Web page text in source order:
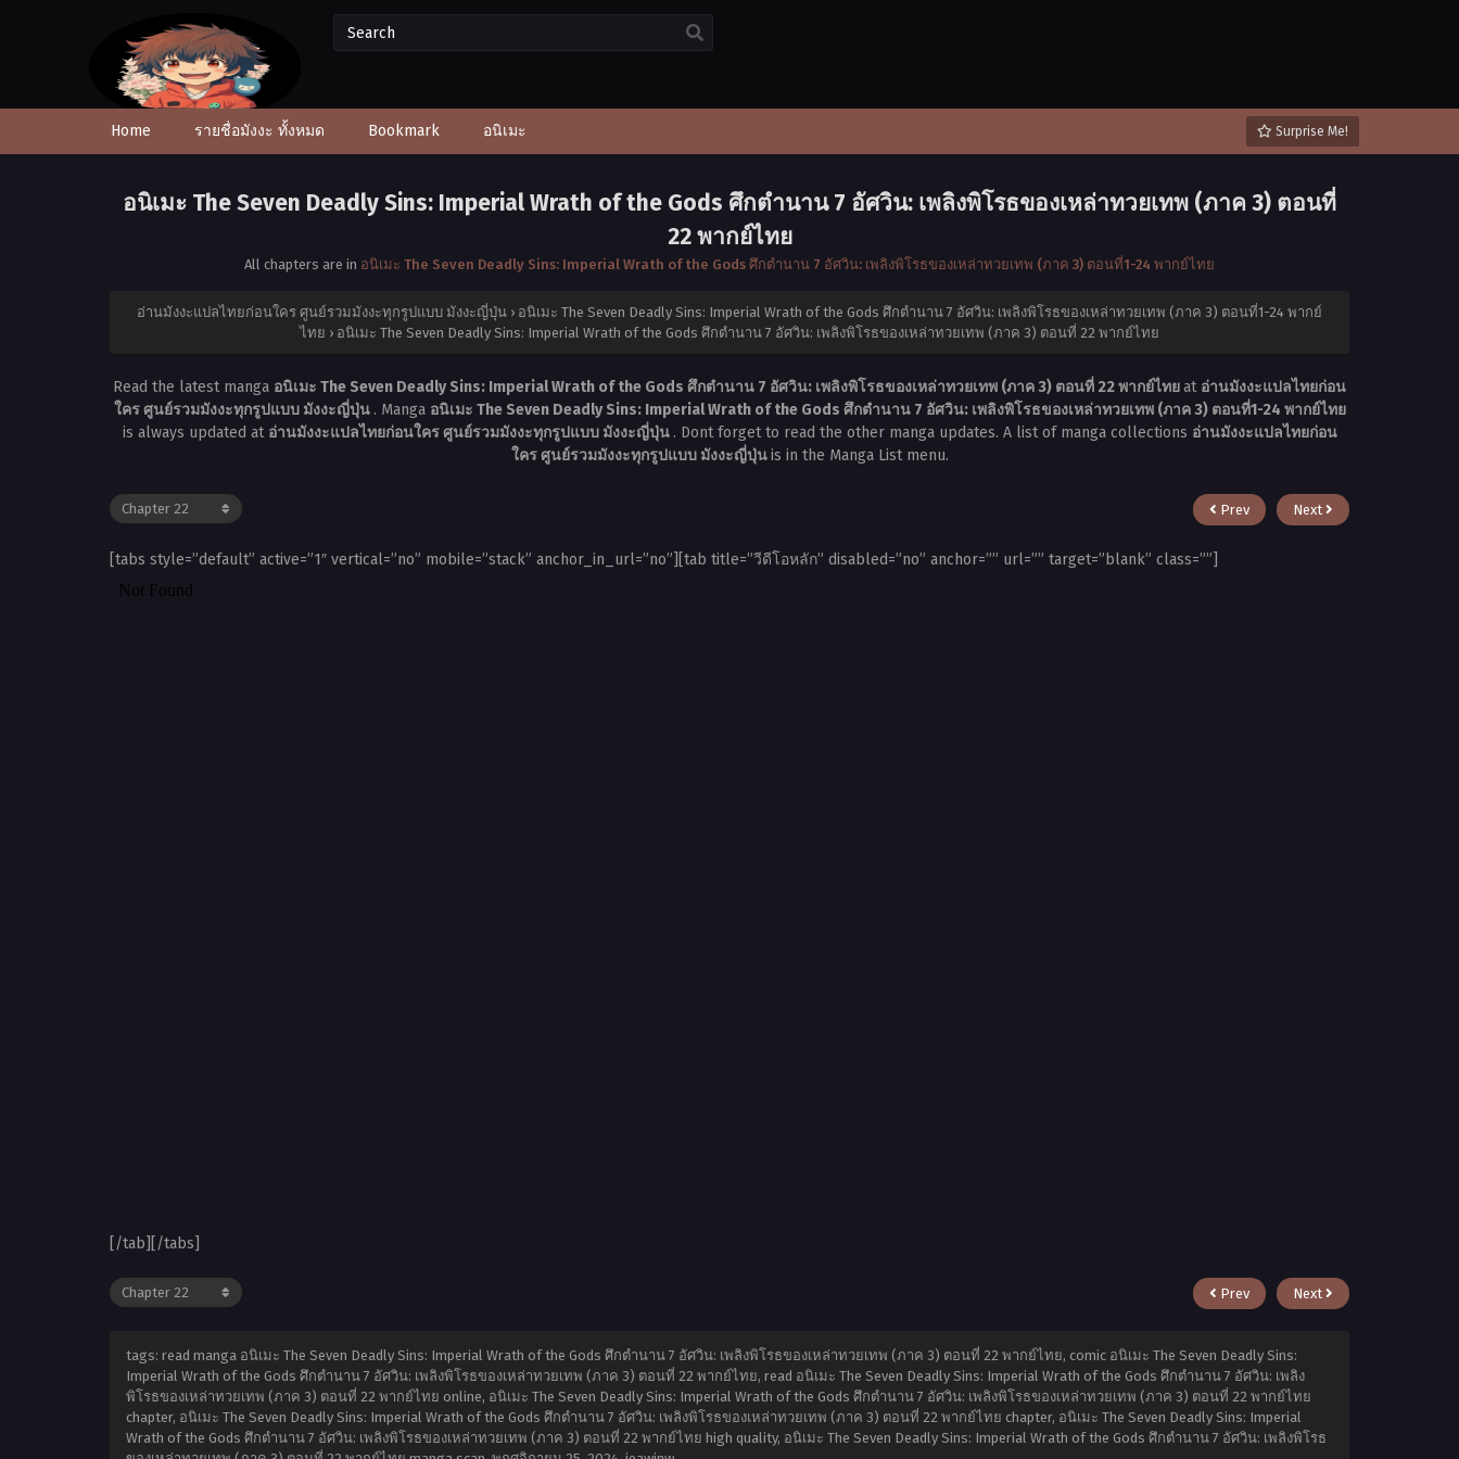
Home รายชื่อมังงะ ทั้งหมด Bookmark อนิเมะ Surprise Me!
อนิเมะ The Seven Deadly Sins: Imperial Wrath of the Gods ศึกตำนาน 7 อัศวิน: เพลิงพิโรธของเหล่าทวยเทพ (ภาค 3) ตอนที่
22 พากย์ไทย
All chapters are in อนิเมะ The Seven Deadly Sins: Imperial Wrath of the Gods ศึกตำนาน 7 อัศวิน: เพลิงพิโรธของเหล่าทวยเทพ (ภาค 3) ตอนที่1-24 พากย์ไทย
อ่านมังงะแปลไทยก่อนใคร ศูนย์รวมมังงะทุกรูปแบบ มังงะญี่ปุ่น › อนิเมะ The Seven Deadly Sins: Imperial Wrath of the Gods ศึกตำนาน 7 อัศวิน: เพลิงพิโรธของเหล่าทวยเทพ (ภาค 3) ตอนที่1-24 พากย์
ไทย › อนิเมะ The Seven Deadly Sins: Imperial Wrath of the Gods ศึกตำนาน 7 อัศวิน: เพลิงพิโรธของเหล่าทวยเทพ (ภาค 3) ตอนที่ 22 พากย์ไทย
Read the latest manga อนิเมะ The Seven Deadly Sins: Imperial Wrath of the Gods ศึกตำนาน 7 อัศวิน: เพลิงพิโรธของเหล่าทวยเทพ (ภาค 3) ตอนที่ 22 พากย์ไทยat อ่านมังงะแปลไทยก่อน
ใคร ศูนย์รวมมังงะทุกรูปแบบ มังงะญี่ปุ่น . Manga อนิเมะ The Seven Deadly Sins: Imperial Wrath of the Gods ศึกตำนาน 7 อัศวิน: เพลิงพิโรธของเหล่าทวยเทพ (ภาค 3) ตอนที่1-24 พากย์ไทย
is always updated at อ่านมังงะแปลไทยก่อนใคร ศูนย์รวมมังงะทุกรูปแบบ มังงะญี่ปุ่น . Dont forget to read the other manga updates. A list of manga collections อ่านมังงะแปลไทยก่อน
ใคร ศูนย์รวมมังงะทุกรูปแบบ มังงะญี่ปุ่นis in the Manga List menu.
Prev Next
[tabs style=”default” active=”1″ vertical=”no” mobile=”stack” anchor_in_url=”no”][tab title=”วีดีโอหลัก” disabled=”no” anchor=”” url=”” target=”blank” class=””]
[/tab][/tabs]
Prev Next
tags: read manga อนิเมะ The Seven Deadly Sins: Imperial Wrath of the Gods ศึกตำนาน 7 อัศวิน: เพลิงพิโรธของเหล่าทวยเทพ (ภาค 3) ตอนที่ 22 พากย์ไทย, comic อนิเมะ The Seven Deadly Sins:
Imperial Wrath of the Gods ศึกตำนาน 7 อัศวิน: เพลิงพิโรธของเหล่าทวยเทพ (ภาค 3) ตอนที่ 22 พากย์ไทย, read อนิเมะ The Seven Deadly Sins: Imperial Wrath of the Gods ศึกตำนาน 7 อัศวิน: เพลิง
พิโรธของเหล่าทวยเทพ (ภาค 3) ตอนที่ 22 พากย์ไทย online, อนิเมะ The Seven Deadly Sins: Imperial Wrath of the Gods ศึกตำนาน 7 อัศวิน: เพลิงพิโรธของเหล่าทวยเทพ (ภาค 3) ตอนที่ 22 พากย์ไทย
chapter, อนิเมะ The Seven Deadly Sins: Imperial Wrath of the Gods ศึกตำนาน 7 อัศวิน: เพลิงพิโรธของเหล่าทวยเทพ (ภาค 3) ตอนที่ 22 พากย์ไทย chapter, อนิเมะ The Seven Deadly Sins: Imperial
Wrath of the Gods ศึกตำนาน 7 อัศวิน: เพลิงพิโรธของเหล่าทวยเทพ (ภาค 3) ตอนที่ 22 พากย์ไทย high quality, อนิเมะ The Seven Deadly Sins: Imperial Wrath of the Gods ศึกตำนาน 7 อัศวิน: เพลิงพิโรธ